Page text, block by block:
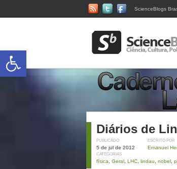
ScienceBlogs
Diários de
PUBLICADO
5 de jul de 2012
ESCRITO POR
Emanuel
CATEGORIAS
física Geral LHC lindau nobel
Abrir a barra de